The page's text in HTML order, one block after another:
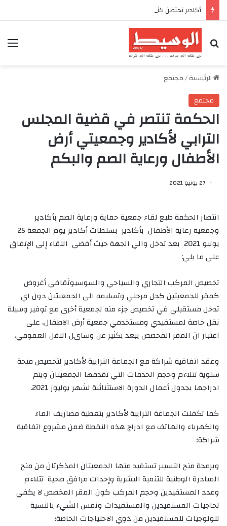
بحث عن
الرئيسية/مجتمع
مجتمع
الحكمة تنتصر في قضية المجلس
الترابي لأكادير وجمعيتي أرض
الأطفال ورعاية الصم والبكم
27 يونيو 2021
انتصار الحكمة طبع لقاء جمعية حماية ورعاية الصم بأكادير
وجمعية رعاية الأطفال بأكادير بسلطات أكادير يوم الجمعة 25
يونيو 2021 بعد تدخل والي الجهة حيث
أفضى اللقاء إلى الإتفاق
على ما يلي:
تخصيص المركب التجاري والسياحي والسوسيوثقافي أغروض
كمقر للجمعيتين كحل مرحلي وتسليمه الى الجمعيتين دون اي
تدخل مستقبلي في تخصيص جزء منه لجمعية أخرىمع توفير وسيلة
نقل خاصة لمستفيدي ومستخدمي جمعية أرض الاطفال، على
اعتبار ان المقر المخصص يبعد بكثير عن وساىل النقل العمومي،
وعقد اتفاقية شراكة مع الجماعة الترابية لأكادير لتخصيص منحة
سنوية تتلاءم وحجم الخدمات التي تقدمها الجمعيتان ويتم
ادراجها بجدول أعمال الدورة الاستثنائية لشهر يوليوز 2021.
كما تكفلت الجماعة الترابية لأكادير بتغطية مصاريف الماء
والكهرباء والهاتف مع ادراج هذه النقطة ضمن مشروع اتفاقية
شراكة؛
وبرمجة منح التسيير تستفيد منها الجمعيتان المذكرتان من منح
المبادرة الوطنية للتنمية البشرية وإحداث مرافق صحية تتلاءم
وعدد المستفيدين وحجم المركب كون المقر المخصص لا يكفي
لحاجيات المستفيدين والمستفيدات ونفس الشيء بالنسبة
للولوجيات للمستفيدين من ذوي الاحتياجات الخاصة؛